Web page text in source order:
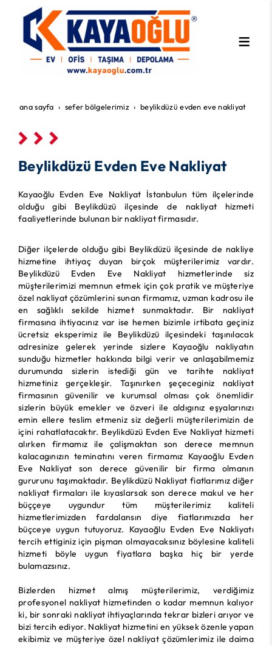
ana sayfa sefer bölgelerimiz beylikdüzü evden eve nakliyat
Beylikdüzü Evden Eve Nakliyat
Kayaoğlu Evden Eve Nakliyat İstanbulun tüm ilçelerinde
olduğu gibi Beylikdüzü ilçesinde de nakliyat hizmeti
faaliyetlerinde bulunan bir nakliyat firmasıdır.
Diğer ilçelerde olduğu gibi Beylikdüzü ilçesinde de nakliye
hizmetine ihtiyaç duyan birçok müşterilerimiz vardır.
Beylikdüzü Evden Eve Nakliyat hizmetlerinde siz
müşterilerimizi memnun etmek için çok pratik ve müşteriye
özel nakliyat çözümlerini sunan firmamız, uzman kadrosu ile
en sağlıklı sekilde hizmet sunmaktadır. Bir nakliyat
firmasına ihtiyacınız var ise hemen bizimle irtibata geçiniz
ücretsiz eksperimiz ile Beylikdüzü ilçesindeki taşınılacak
adresinize gelerek yerinde sizlere Kayaoğlu nakliyatın
sunduğu hizmetler hakkında bilgi verir ve anlaşabilmemiz
durumunda sizlerin istediği gün ve tarihte nakliyat
hizmetiniz gerçekleşir. Taşınırken şeçeceginiz nakliyat
firmasının güvenilir ve kurumsal olması çok önemlidir
sizlerin büyük emekler ve özveri ile aldıgınız eşyalarınızı
emin ellere teslim etmeniz siz değerli müşterilerimizin de
içini rahatlatacaktır. Beylikdüzü Evden Eve Nakliyat hizmeti
alırken firmamız ile çalişmaktan son derece memnun
kalacagınızın teminatını veren firmamız Kayaoğlu Evden
Eve Nakliyat son derece güvenilir bir firma olmanın
gururunu taşımaktadır. Beylikdüzü Nakliyat fiatlarımız diğer
nakliyat firmaları ile kıyaslarsak son derece makul ve her
büççeye uygundur tüm müşterilerimiz kaliteli
hizmetlerimizden fardalansın diye fiatlarımızıda her
büçceye uygun tutuyoruz. Kayaoğlu Evden Eve Nakliyatı
tercih ettiginiz için pişman olmayacaksınız böylesine kaliteli
hizmeti böyle uygun fiyatlara başka hiç bir yerde
bulamazsınız.
Bizlerden hizmet almış müşterilerimiz, verdiğimiz
profesyonel nakliyat hizmetinden o kadar memnun kalıyor
ki, bir sonraki nakliyat ihtiyaçlarında tekrar bizleri arıyor ve
bizi tercih ediyor. Nakliyat hizmetini en yüksek özenle yapan
ekibimiz ve müşteriye özel nakliyat çözümlerimiz ile daima